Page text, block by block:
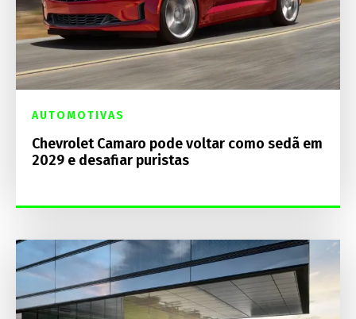
AUTOMOTIVAS
Chevrolet Camaro pode voltar como sedã em
2029 e desafiar puristas